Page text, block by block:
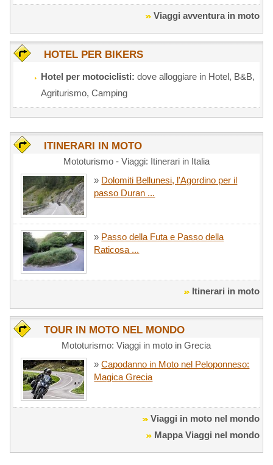
Viaggi avventura in moto
HOTEL PER BIKERS
Hotel per motociclisti: dove alloggiare in Hotel, B&B,
Agriturismo, Camping
ITINERARI IN MOTO
Mototurismo - Viaggi: Itinerari in Italia
» Dolomiti Bellunesi, l'Agordino per il
passo Duran ...
» Passo della Futa e Passo della
Raticosa ...
Itinerari in moto
TOUR IN MOTO NEL MONDO
Mototurismo: Viaggi in moto in Grecia
»Capodanno in Moto nel Peloponneso:
Magica Grecia
Viaggi in moto nel mondo
Mappa Viaggi nel mondo